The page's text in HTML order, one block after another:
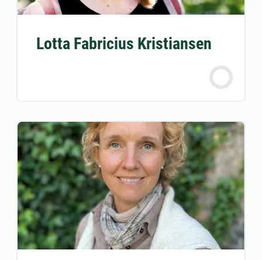
Lotta Fabricius Kristiansen